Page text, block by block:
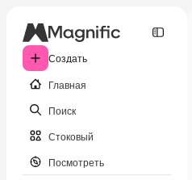
Создать
Главная
Поиск
Стоковый
Посмотреть